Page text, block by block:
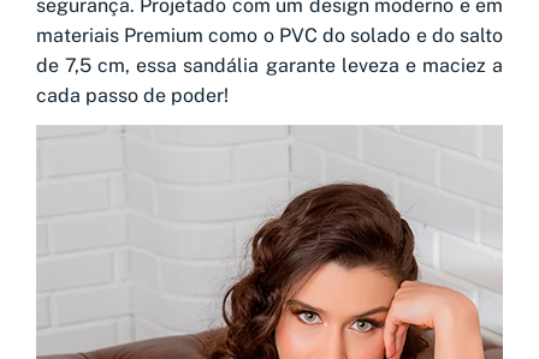
segurança. Projetado com um design moderno e em
materiais Premium como o PVC do solado e do salto
de 7,5 cm, essa sandália garante leveza e maciez a
cada passo de poder!